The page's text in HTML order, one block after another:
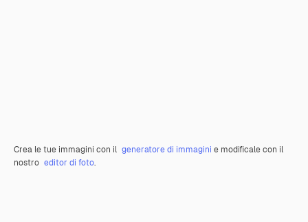
Crea le tue immagini con il generatore di immagini e modificale con il
nostro editor di foto.